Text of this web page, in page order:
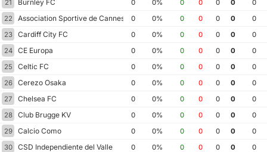
21 Burnley FC 0 0% 0 0 0 0
0
22
Association Sportive de Cannes 0 0% 0 0 0 0
0
23
Cardiff City FC 0 0% 0 0 0 0
0
24
CE Europa 0 0% 0 0 0 0
0
25
Celtic FC 0 0% 0 0 0 0
0
26
Cerezo Osaka 0 0% 0 0 0 0
0
27
Chelsea FC 0 0% 0 0 0 0
0
28
Club Brugge KV 0 0% 0 0 0 0
0
29
Calcio Como 0 0% 0 0 0 0
0
30
CSD Independiente del Valle 0 0% 0 0 0 0
0